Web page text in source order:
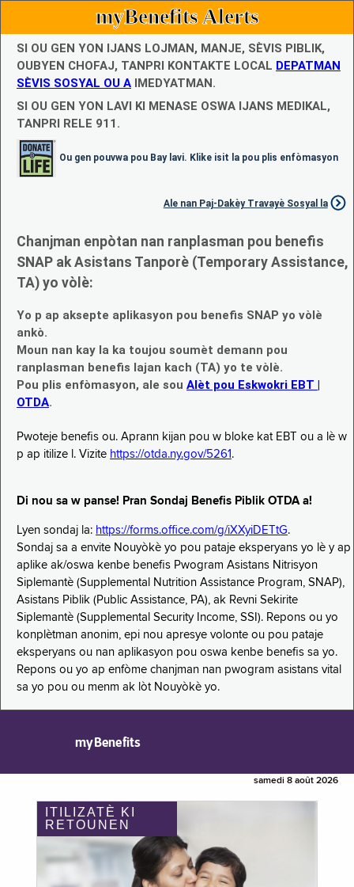
myBenefits Alerts
SI OU GEN YON IJANS LOJMAN, MANJE, SÈVIS PIBLIK,
OUBYEN CHOFAJ, TANPRI KONTAKTE LOCAL DEPATMAN
SÈVIS SOSYAL OU A IMEDYATMAN.
SI OU GEN YON LAVI KI MENASE OSWA IJANS MEDIKAL,
TANPRI RELE 911.
Ou gen pouvwa pou Bay lavi. Klike isit la pou plis enfòmasyon
Ale nan Paj-Dakèy Travayè Sosyal la
Chanjman enpòtan nan ranplasman pou benefis
SNAP ak Asistans Tanporè (Temporary Assistance,
TA) yo vòlè:
Yo p ap aksepte aplikasyon pou benefis SNAP yo vòlè
ankò.
Moun nan kay la ka toujou soumèt demann pou
ranplasman benefis lajan kach (TA) yo te vòlè.
Pou plis enfòmasyon, ale sou Alèt pou Eskwokri EBT |
OTDA.
Pwoteje benefis ou. Aprann kijan pou w bloke kat EBT ou a lè w
p ap itilize l. Vizite https://otda.ny.gov/5261 .
Di nou sa w panse! Pran Sondaj Benefis Piblik OTDA a!
Lyen sondaj la: https://forms.office.com/g/iXXyiDETtG.
Sondaj sa a envite Nouyòkè yo pou pataje eksperyans yo lè y ap
aplike ak/oswa kenbe benefis Pwogram Asistans Nitrisyon
Siplemantè (Supplemental Nutrition Assistance Program, SNAP),
Asistans Piblik (Public Assistance, PA), ak Revni Sekirite
Siplemantè (Supplemental Security Income, SSI). Repons ou yo
konplètman anonim, epi nou apresye volonte ou pou pataje
eksperyans ou nan aplikasyon pou oswa kenbe benefis sa yo.
Repons ou yo ap enfòme chanjman nan pwogram asistans vital
sa yo pou ou menm ak lòt Nouyòkè yo.
myBenefits
samedi 8 août 2026
ITILIZATÈ KI
RETOUNEN